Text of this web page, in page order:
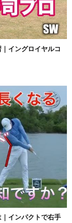
イングロイヤルコ
インパクトで右手